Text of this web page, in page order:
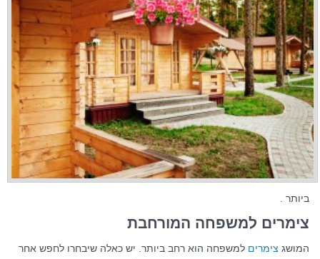
ביותר .
צימרים למשפחה המורחבת
המושג צימרים למשפחה הוא רחב ביותר. יש כאלה שיבחרו לחפש אחר